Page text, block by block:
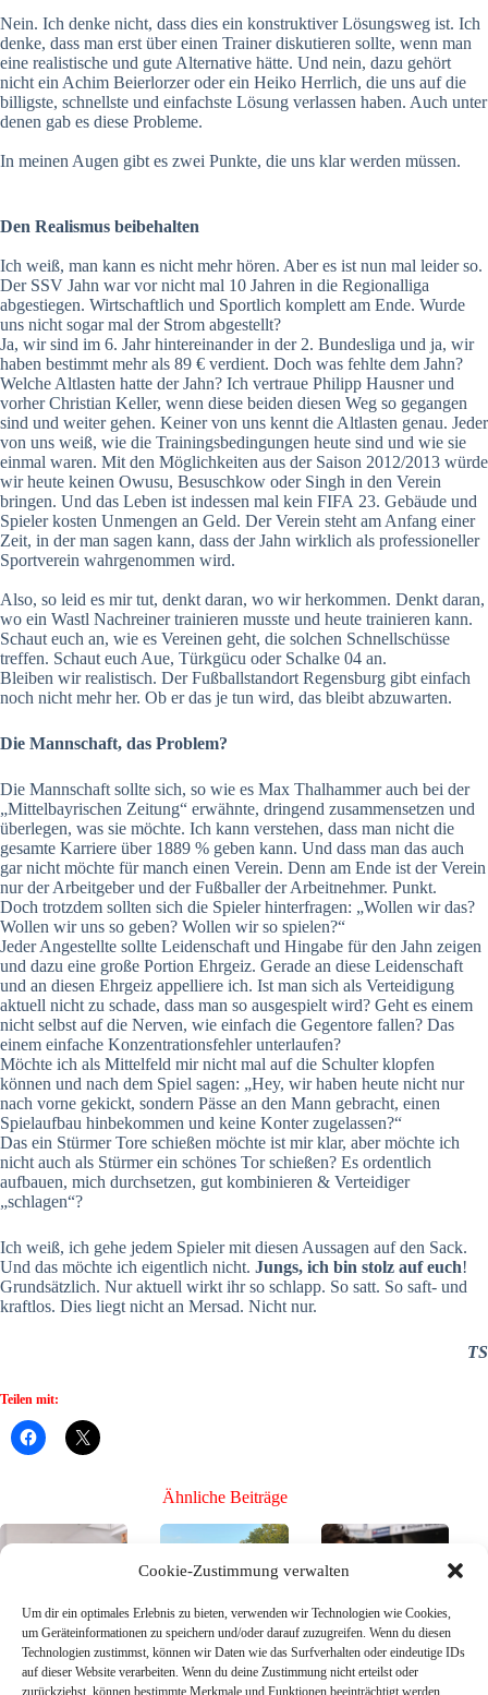
Cookie-Zustimmung verwalten
Um dir ein optimales Erlebnis zu bieten, verwenden wir Technologien wie Cookies,
um Geräteinformationen zu speichern und/oder darauf zuzugreifen. Wenn du diesen
Technologien zustimmst, können wir Daten wie das Surfverhalten oder eindeutige IDs
auf dieser Website verarbeiten. Wenn du deine Zustimmung nicht erteilst oder
zurückziehst, können bestimmte Merkmale und Funktionen beeinträchtigt werden.
Nein. Ich denke nicht, dass dies ein konstruktiver Lösungsweg ist. Ich
denke, dass man erst über einen Trainer diskutieren sollte, wenn man
eine realistische und gute Alternative hätte. Und nein, dazu gehört
nicht ein Achim Beierlorzer oder ein Heiko Herrlich, die uns auf die
billigste, schnellste und einfachste Lösung verlassen haben. Auch unter
denen gab es diese Probleme.
In meinen Augen gibt es zwei Punkte, die uns klar werden müssen.
Den Realismus beibehalten
Ich weiß, man kann es nicht mehr hören. Aber es ist nun mal leider so.
Der SSV Jahn war vor nicht mal 10 Jahren in die Regionalliga
abgestiegen. Wirtschaftlich und Sportlich komplett am Ende. Wurde
uns nicht sogar mal der Strom abgestellt?
Ja, wir sind im 6. Jahr hintereinander in der 2. Bundesliga und ja, wir
haben bestimmt mehr als 89 € verdient. Doch was fehlte dem Jahn?
Welche Altlasten hatte der Jahn? Ich vertraue Philipp Hausner und
vorher Christian Keller, wenn diese beiden diesen Weg so gegangen
sind und weiter gehen. Keiner von uns kennt die Altlasten genau. Jeder
von uns weiß, wie die Trainingsbedingungen heute sind und wie sie
einmal waren. Mit den Möglichkeiten aus der Saison 2012/2013 würde
wir heute keinen Owusu, Besuschkow oder Singh in den Verein
bringen. Und das Leben ist indessen mal kein FIFA 23. Gebäude und
Spieler kosten Unmengen an Geld. Der Verein steht am Anfang einer
Zeit, in der man sagen kann, dass der Jahn wirklich als professioneller
Sportverein wahrgenommen wird.
Also, so leid es mir tut, denkt daran, wo wir herkommen. Denkt daran,
wo ein Wastl Nachreiner trainieren musste und heute trainieren kann.
Schaut euch an, wie es Vereinen geht, die solchen Schnellschüsse
treffen. Schaut euch Aue, Türkgücu oder Schalke 04 an.
Bleiben wir realistisch. Der Fußballstandort Regensburg gibt einfach
noch nicht mehr her. Ob er das je tun wird, das bleibt abzuwarten.
Die Mannschaft, das Problem?
Die Mannschaft sollte sich, so wie es Max Thalhammer auch bei der
„Mittelbayrischen Zeitung“ erwähnte, dringend zusammensetzen und
überlegen, was sie möchte. Ich kann verstehen, dass man nicht die
gesamte Karriere über 1889 % geben kann. Und dass man das auch
gar nicht möchte für manch einen Verein. Denn am Ende ist der Verein
nur der Arbeitgeber und der Fußballer der Arbeitnehmer. Punkt.
Doch trotzdem sollten sich die Spieler hinterfragen: „Wollen wir das?
Wollen wir uns so geben? Wollen wir so spielen?“
Jeder Angestellte sollte Leidenschaft und Hingabe für den Jahn zeigen
und dazu eine große Portion Ehrgeiz. Gerade an diese Leidenschaft
und an diesen Ehrgeiz appelliere ich. Ist man sich als Verteidigung
aktuell nicht zu schade, dass man so ausgespielt wird? Geht es einem
nicht selbst auf die Nerven, wie einfach die Gegentore fallen? Das
einem einfache Konzentrationsfehler unterlaufen?
Möchte ich als Mittelfeld mir nicht mal auf die Schulter klopfen
können und nach dem Spiel sagen: „Hey, wir haben heute nicht nur
nach vorne gekickt, sondern Pässe an den Mann gebracht, einen
Spielaufbau hinbekommen und keine Konter zugelassen?“
Das ein Stürmer Tore schießen möchte ist mir klar, aber möchte ich
nicht auch als Stürmer ein schönes Tor schießen? Es ordentlich
aufbauen, mich durchsetzen, gut kombinieren & Verteidiger
„schlagen“?
Ich weiß, ich gehe jedem Spieler mit diesen Aussagen auf den Sack.
Und das möchte ich eigentlich nicht. Jungs, ich bin stolz auf euch!
Grundsätzlich. Nur aktuell wirkt ihr so schlapp. So satt. So saft- und
kraftlos. Dies liegt nicht an Mersad. Nicht nur.
TS
Teilen mit:
Ähnliche Beiträge
Bühne frei für die
Neuen, Teil 3 –
Mission Toto-
Pokal – SG
Bühne frei für die
Neuen, Teil 2 –